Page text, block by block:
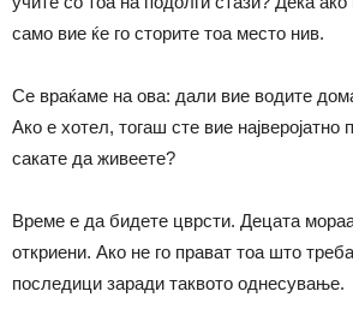
само вие ќе го сторите тоа место нив.
Се враќаме на ова: дали вие водите
Ако е хотел, тогаш сте вие најверојатно
сакате да живеете?
Време е да бидете цврсти. Децата
откриени. Ако не го прават тоа што
последици заради таквото однесување.